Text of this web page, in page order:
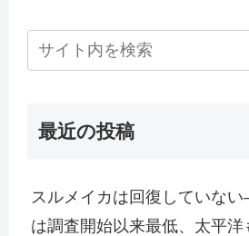
最近の投稿
スルメイカは回復していな
は調査開始以来最低、太平洋